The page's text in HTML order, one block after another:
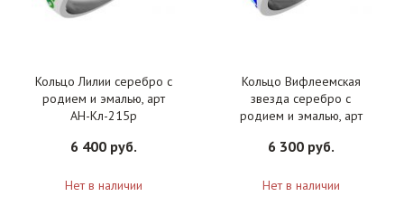
Кольцо Лилии серебро с
родием и эмалью, арт
АН-Кл-215р
6 400 руб.
Нет в наличии
Кольцо Вифлеемская
звезда серебро с
родием и эмалью, арт
6 300 руб.
Нет в наличии